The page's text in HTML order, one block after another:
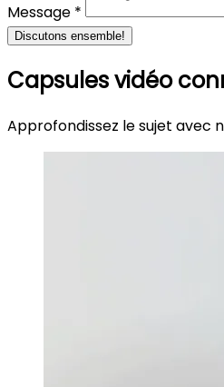
Message *
Discutons ensemble!
Capsules vidéo
Approfondissez le sujet avec